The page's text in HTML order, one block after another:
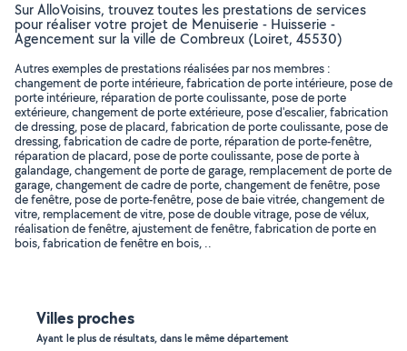
Sur AlloVoisins, trouvez toutes les prestations de services
pour réaliser votre projet de Menuiserie - Huisserie -
Agencement sur la ville de Combreux (Loiret, 45530)
Autres exemples de prestations réalisées par nos membres :
changement de porte intérieure, fabrication de porte intérieure, pose de
porte intérieure, réparation de porte coulissante, pose de porte
extérieure, changement de porte extérieure, pose d'escalier, fabrication
de dressing, pose de placard, fabrication de porte coulissante, pose de
dressing, fabrication de cadre de porte, réparation de porte-fenêtre,
réparation de placard, pose de porte coulissante, pose de porte à
galandage, changement de porte de garage, remplacement de porte de
garage, changement de cadre de porte, changement de fenêtre, pose
de fenêtre, pose de porte-fenêtre, pose de baie vitrée, changement de
vitre, remplacement de vitre, pose de double vitrage, pose de vélux,
réalisation de fenêtre, ajustement de fenêtre, fabrication de porte en
bois, fabrication de fenêtre en bois, ..
Villes proches
Ayant le plus de résultats, dans le même département